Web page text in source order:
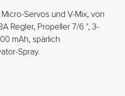
Servos und V-Mix, von
Regler, Propeller 7/6 ", 3-
mAh, spärlich
Spray.